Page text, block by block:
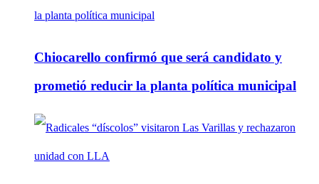
Chiocarello confirmó que será candidato y
prometió reducir la planta política municipal